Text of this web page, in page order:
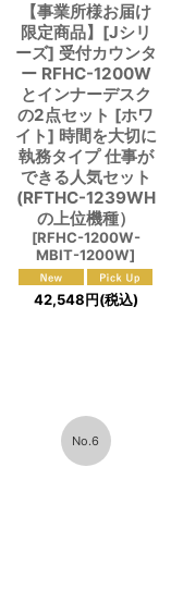
【事業所様お届け
限定商品】[Jシリ
ーズ] 受付カウンタ
ー RFHC-1200W
とインナーデスク
の2点セット [ホワ
イト] 時間を大切に
執務タイプ 仕事が
できる人気セット
(RFTHC-1239WH
の上位機種）
[RFHC-1200W-
MBIT-1200W]
42,548円(税込)
No.6